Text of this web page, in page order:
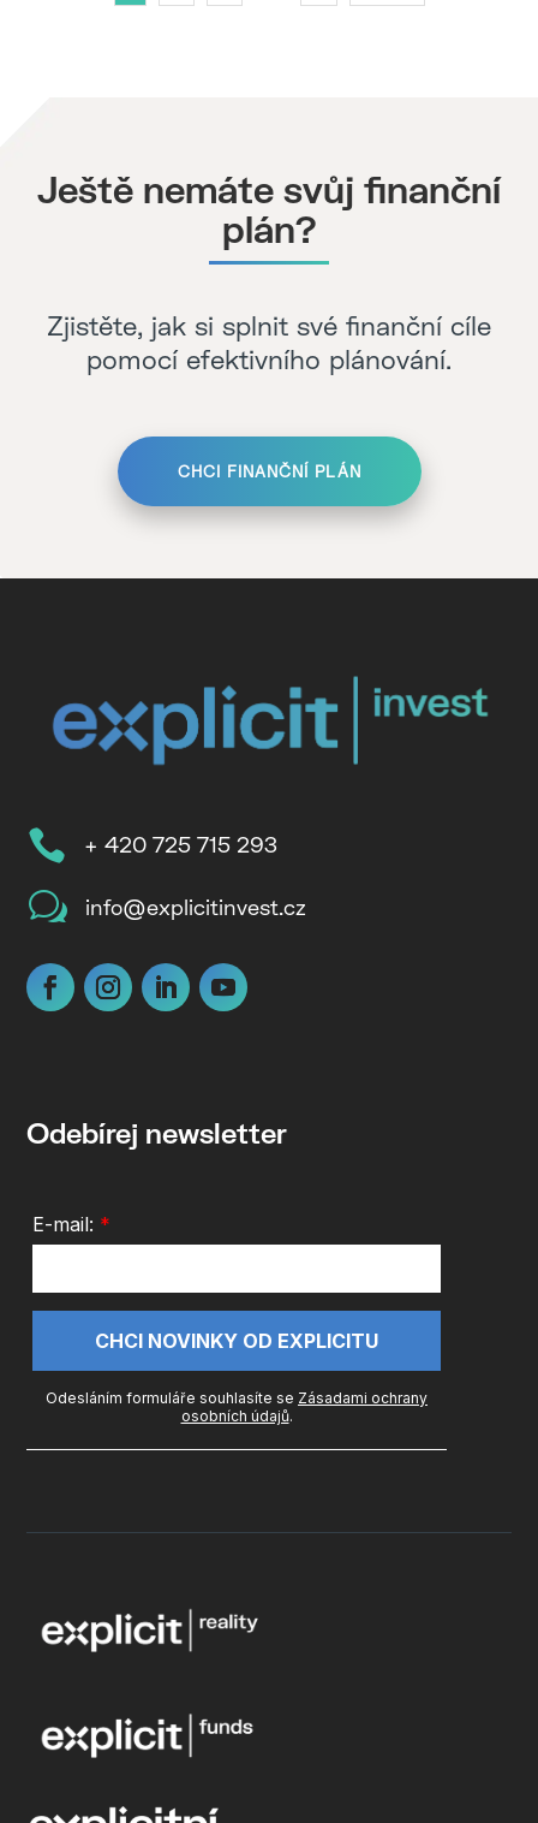
Ještě nemáte svůj finanční
plán?
Zjistěte, jak si splnit své finanční cíle
pomocí efektivního plánování.
CHCI FINANČNÍ PLÁN
 + 420 725 715 293
w info@explicitinvest.cz
Odebírej newsletter